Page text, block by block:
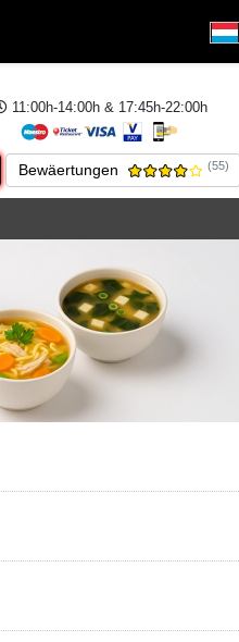
11:00h-14:00h & 17:45h-22:00h
Bewäertungen (55)